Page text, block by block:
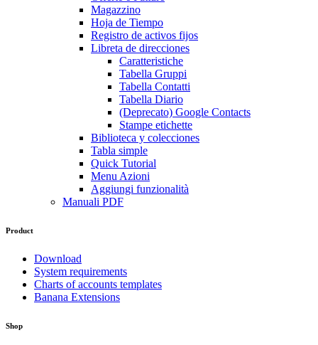
Magazzino
Hoja de Tiempo
Registro de activos fijos
Libreta de direcciones
Caratteristiche
Tabella Gruppi
Tabella Contatti
Tabella Diario
(Deprecato) Google Contacts
Stampe etichette
Biblioteca y colecciones
Tabla simple
Quick Tutorial
Menu Azioni
Aggiungi funzionalità
Manuali PDF
Product
Download
System requirements
Charts of accounts templates
Banana Extensions
Shop